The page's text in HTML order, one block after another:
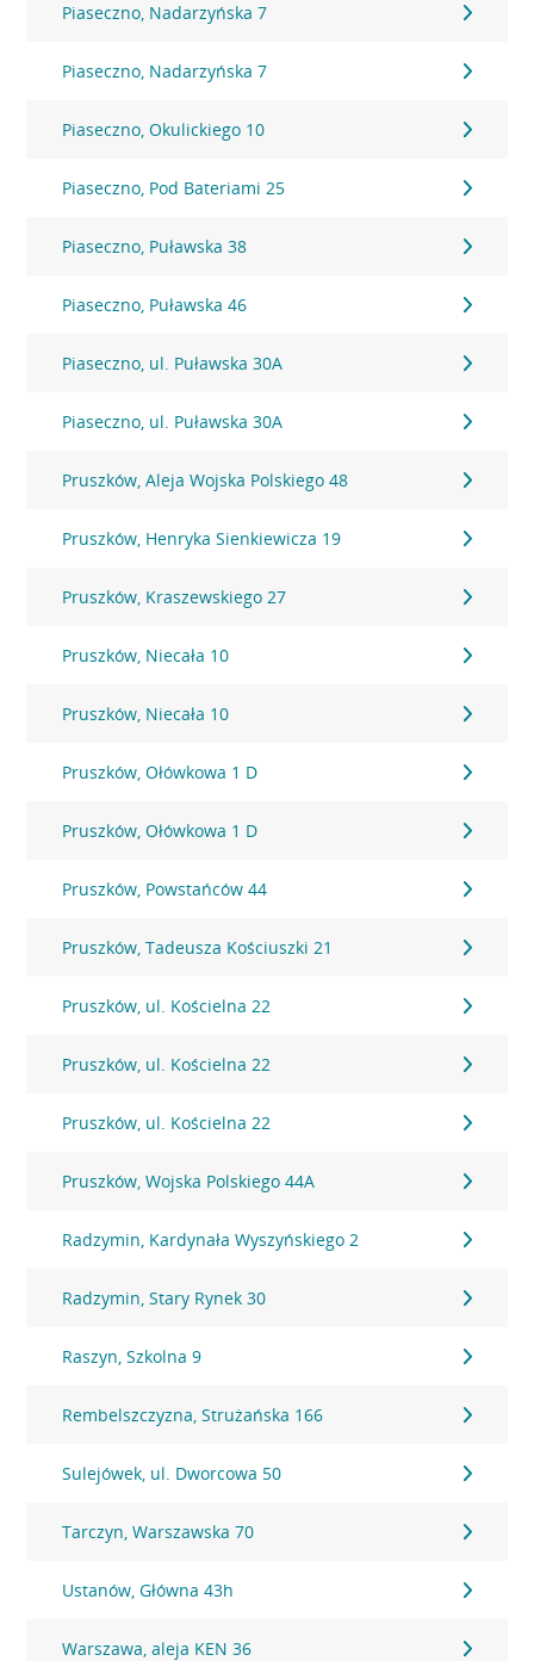
Piaseczno, Nadarzyńska 7
Piaseczno, Nadarzyńska 7
Piaseczno, Okulickiego 10
Piaseczno, Pod Bateriami 25
Piaseczno, Puławska 38
Piaseczno, Puławska 46
Piaseczno, ul. Puławska 30A
Piaseczno, ul. Puławska 30A
Pruszków, Aleja Wojska Polskiego 48
Pruszków, Henryka Sienkiewicza 19
Pruszków, Kraszewskiego 27
Pruszków, Niecała 10
Pruszków, Niecała 10
Pruszków, Ołówkowa 1 D
Pruszków, Ołówkowa 1 D
Pruszków, Powstańców 44
Pruszków, Tadeusza Kościuszki 21
Pruszków, ul. Kościelna 22
Pruszków, ul. Kościelna 22
Pruszków, ul. Kościelna 22
Pruszków, Wojska Polskiego 44A
Radzymin, Kardynała Wyszyńskiego 2
Radzymin, Stary Rynek 30
Raszyn, Szkolna 9
Rembelszczyzna, Strużańska 166
Sulejówek, ul. Dworcowa 50
Tarczyn, Warszawska 70
Ustanów, Główna 43h
Warszawa, aleja KEN 36